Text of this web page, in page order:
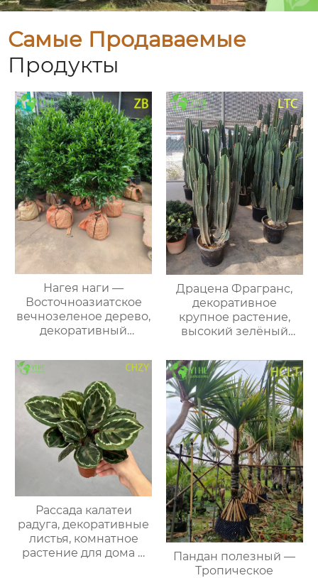
Самые Продаваемые
Продукты
Нагея наги —
Восточноазиатское
вечнозеленое дерево,
декоративный
бонсай для сада,
Драцена Фрагранс,
декоративное
крупное растение,
высокий зелёный
офиса
Рассада калатеи
радуга, декоративные
листья, комнатное
растение для дома и
Пандан полезный —
Тропическое